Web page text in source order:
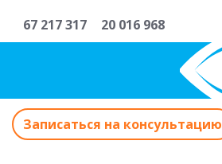
67 217 317 20 016 968
Записаться на консультацию